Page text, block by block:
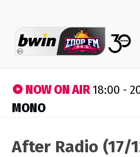
NOW ON AIR18:00 -
ΜΟΝΟ
After Radio (17/